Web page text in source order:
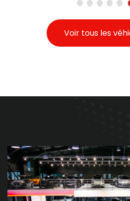
1 2 3 4 5
Voir tous les